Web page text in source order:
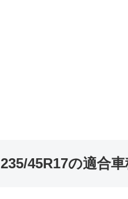
235/45R17の適合